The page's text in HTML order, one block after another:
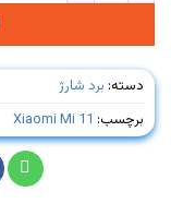
دسته: برد شارژ
برچسب: Xiaomi Mi 11